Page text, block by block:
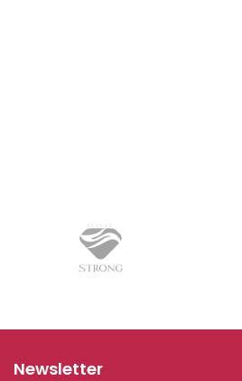
Newsletter